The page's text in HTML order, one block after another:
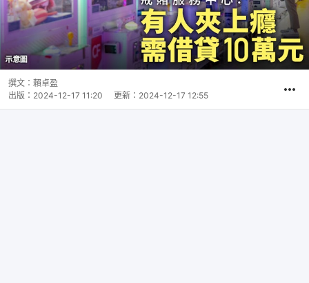
撰文： 賴卓盈
出版： 2024-12-17 11:20 更新： 2024-12-17 12:55